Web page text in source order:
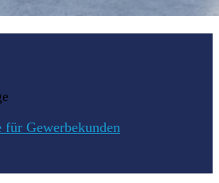
Gewerbekunden